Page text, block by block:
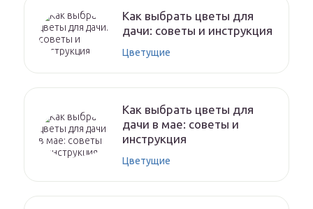
Как выбрать цветы для
дачи: советы и инструкция
Цветущие
Как выбрать цветы для
дачи в мае: советы и
инструкция
Цветущие